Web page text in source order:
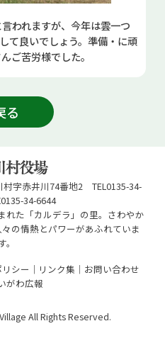
われますが、今年は雲一つ
て良いでしょう。準備・に頑
ご苦労様でした。
る
村字赤井川74番地2 TEL0135-34-
34-6644
れた「カルデラ」の里。さわやか
の情熱とパワーがあふれていま
。
シー リンク集
お問い合わせ
がわ広報
All Rights Reserved.